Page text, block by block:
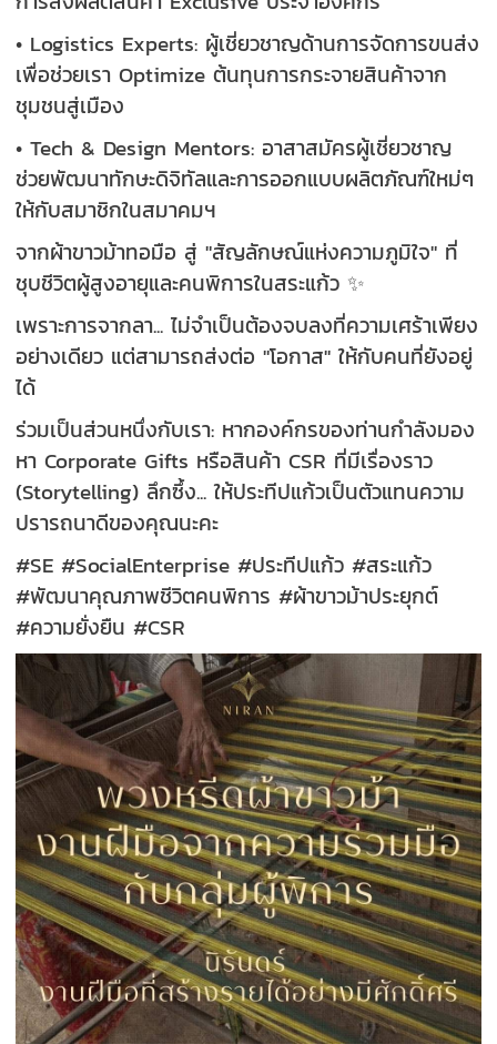
• Logistics Experts: ผู้เชี่ยวชาญด้านการจัดการขนส่ง
เพื่อช่วยเรา Optimize ต้นทุนการกระจายสินค้าจาก
ชุมชนสู่เมือง
• Tech & Design Mentors: อาสาสมัครผู้เชี่ยวชาญ
ช่วยพัฒนาทักษะดิจิทัลและการออกแบบผลิตภัณฑ์ใหม่ๆ
ให้กับสมาชิกในสมาคมฯ
จากผ้าขาวม้าทอมือ สู่ "สัญลักษณ์แห่งความภูมิใจ" ที่
ชุบชีวิตผู้สูงอายุและคนพิการในสระแก้ว ️✨
เพราะการจากลา... ไม่จำเป็นต้องจบลงที่ความเศร้าเพียง
อย่างเดียว แต่สามารถส่งต่อ "โอกาส" ให้กับคนที่ยังอยู่
ได้
ร่วมเป็นส่วนหนึ่งกับเรา: หากองค์กรของท่านกำลังมอง
หา Corporate Gifts หรือสินค้า CSR ที่มีเรื่องราว
(Storytelling) ลึกซึ้ง... ให้ประทีปแก้วเป็นตัวแทนความ
ปรารถนาดีของคุณนะคะ
#SE #SocialEnterprise #ประทีปแก้ว #สระแก้ว
#พัฒนาคุณภาพชีวิตคนพิการ #ผ้าขาวม้าประยุกต์
#ความยั่งยืน #CSR